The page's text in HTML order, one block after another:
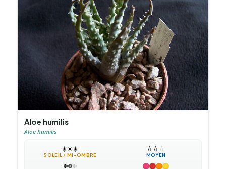
Aloe humilis
Aloe humilis
☀️☀️☀️
SOLEIL / MI-OMBRE
💧 💧 💧
MOYEN
❄️❄️❄️